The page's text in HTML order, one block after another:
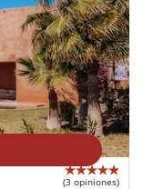
(3 opiniones)